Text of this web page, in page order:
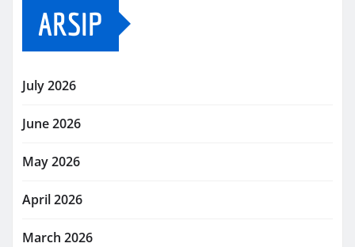
ARSIP
July 2026
June 2026
May 2026
April 2026
March 2026